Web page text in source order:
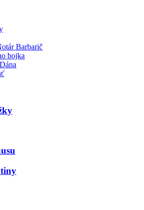
Barbarič
bojka